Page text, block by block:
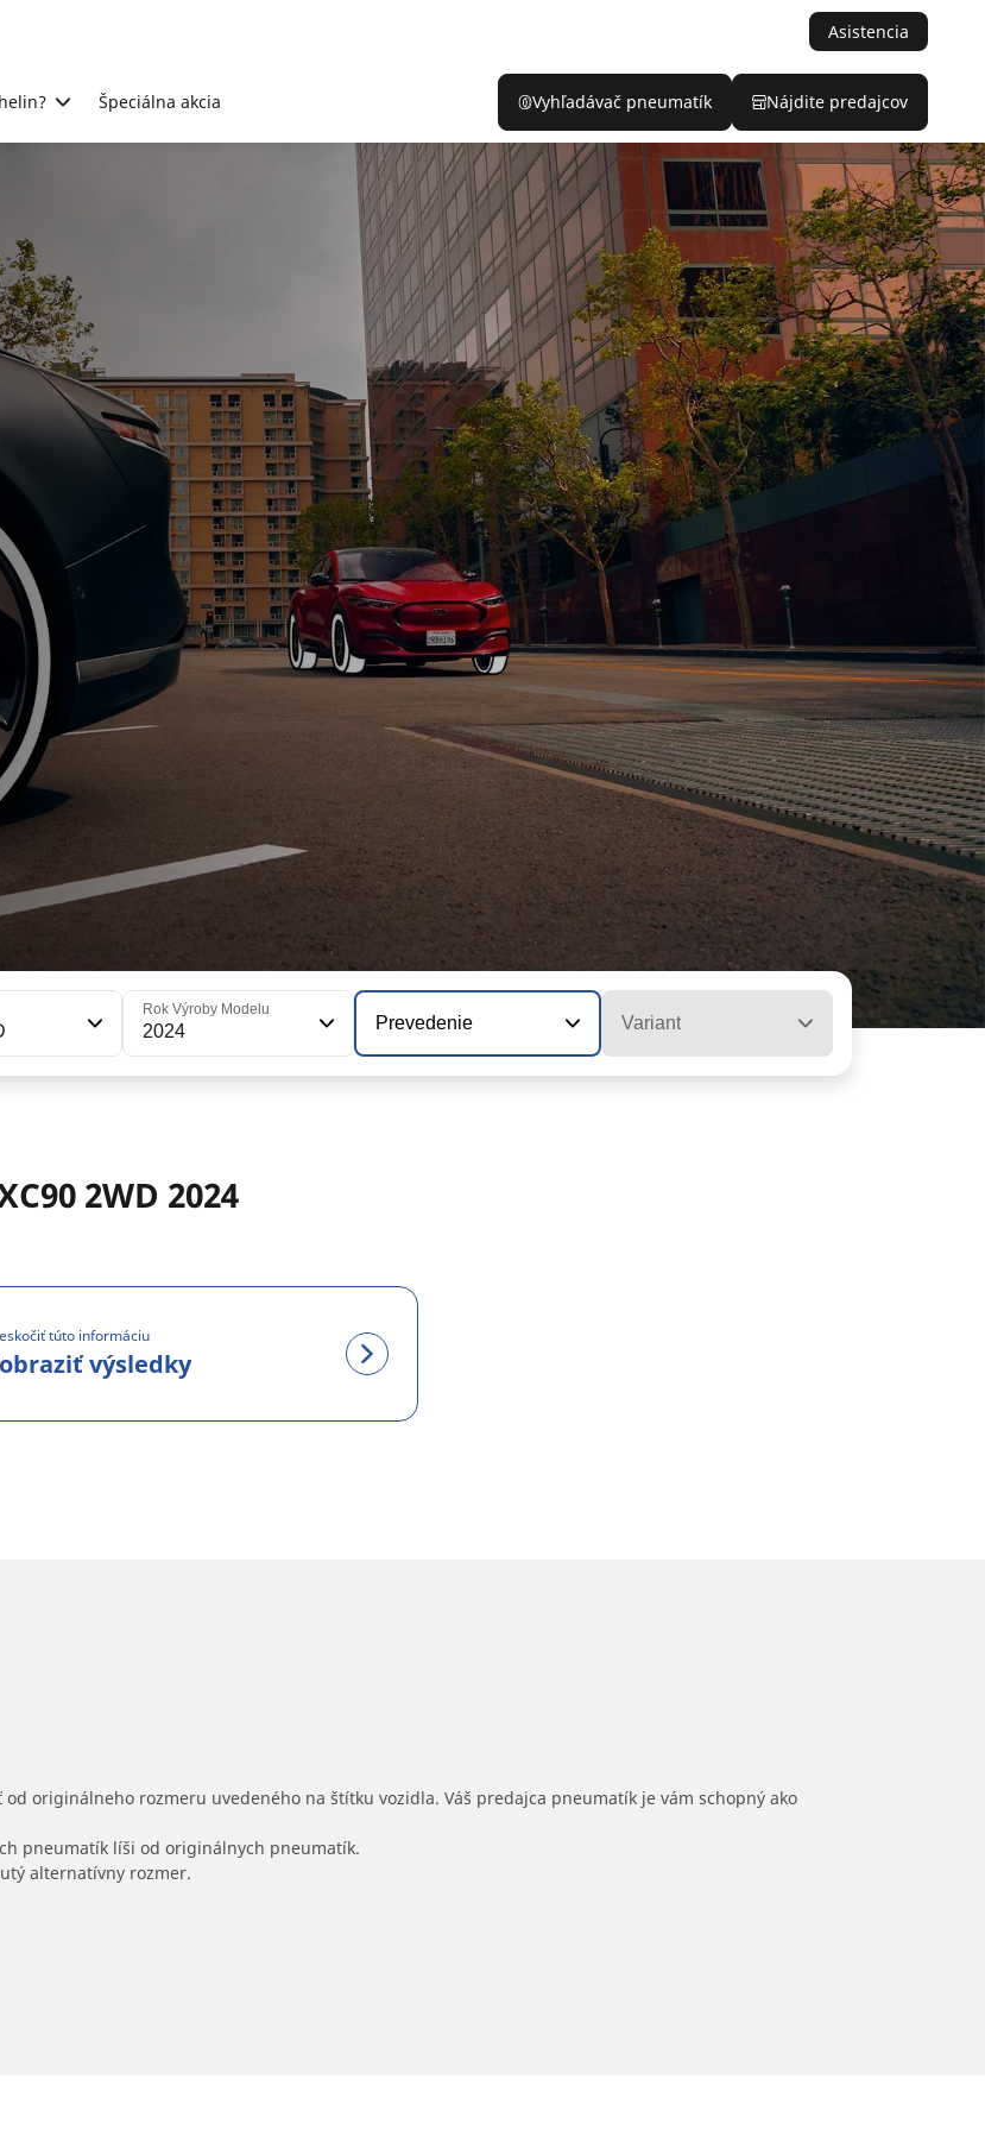
Asistencia
Špeciálna akcia Vyhľadávač pneumatík Nájdite predajcov
Rok Výroby Modelu
2024 Prevedenie Variant
2WD 2024
túto informáciu
výsledky
originálneho rozmeru uvedeného na štítku vozidla. Váš predajca pneumatík je vám schopný ako
pneumatík líši od originálnych pneumatík.
alternatívny rozmer.